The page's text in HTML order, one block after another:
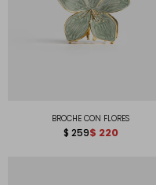
BROCHE CON FLORES
$ 259$ 220